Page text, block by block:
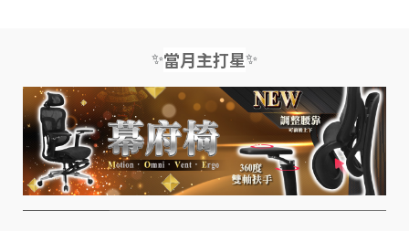
✨當月主打星✨